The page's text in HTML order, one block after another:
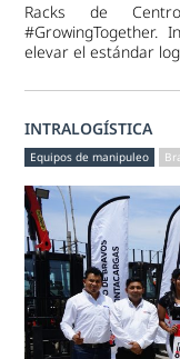
Racks de
#GrowingTogether.
elevar el estándar
INTRALOGÍSTICA
Equipos de manipuleo